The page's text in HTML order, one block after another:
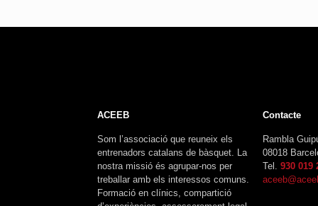
ACEEB
Som l’associació que reuneix els
entrenadors catalans de bàsquet. La
nostra missió és agrupar-nos per
treballar amb els interessos comuns.
Formació en clínics, compartició
Contacte
Rambla
08018
Tel.930 019